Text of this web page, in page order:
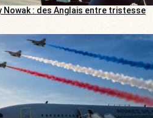
Nowak : des Anglais entre tristesse